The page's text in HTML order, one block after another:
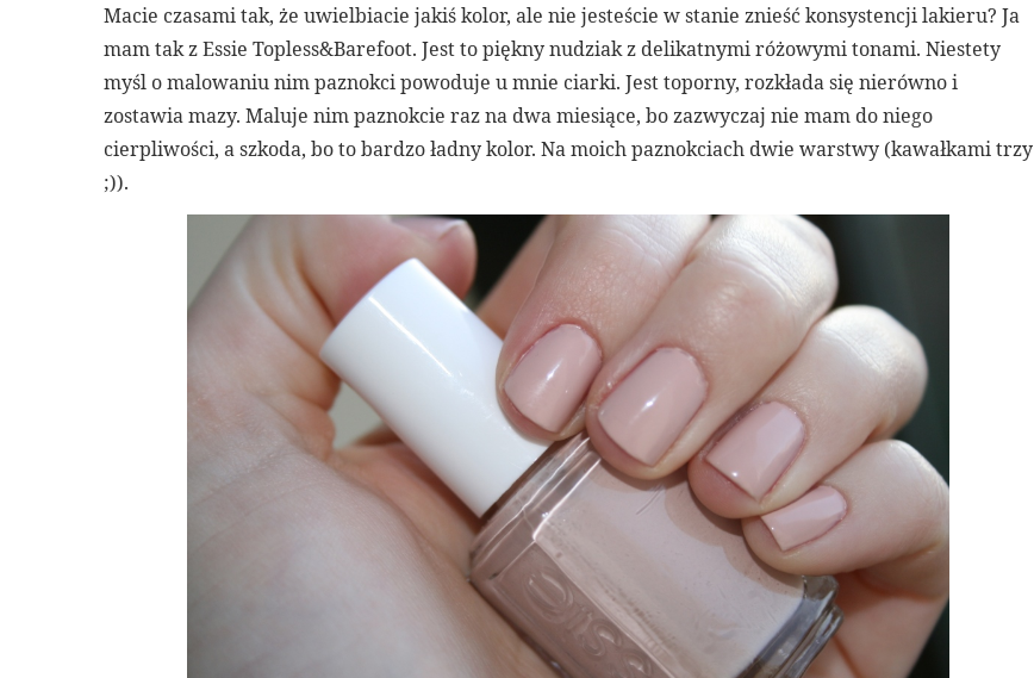
Macie czasami tak, że uwielbiacie jakiś kolor, ale nie jesteście w stanie znieść konsystencji lakieru? Ja
mam tak z Essie Topless&Barefoot. Jest to piękny nudziak z delikatnymi różowymi tonami. Niestety
myśl o malowaniu nim paznokci powoduje u mnie ciarki. Jest toporny, rozkłada się nierówno i
zostawia mazy. Maluje nim paznokcie raz na dwa miesiące, bo zazwyczaj nie mam do niego
cierpliwości, a szkoda, bo to bardzo ładny kolor. Na moich paznokciach dwie warstwy (kawałkami trzy
;)).